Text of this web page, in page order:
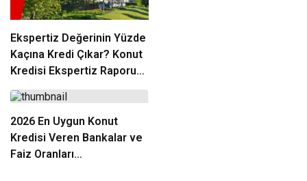
Ekspertiz Değerinin Yüzde
Kaçına Kredi Çıkar? Konut
Kredisi Ekspertiz Raporu
Rehberi
2026 En Uygun Konut
Kredisi Veren Bankalar ve
Faiz Oranları